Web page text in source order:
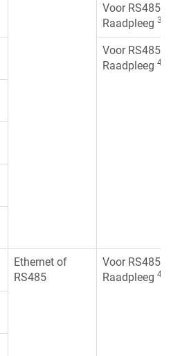
Voor RS485:
Raadpleeg 3)
Voor RS485:
Raadpleeg 4)
Ethernet of
RS485
Voor RS485:
Raadpleeg 4)